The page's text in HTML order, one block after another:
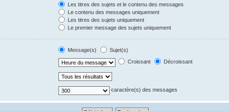
Les titres des sujets et le contenu des messages
Le contenu des messages uniquement
Les titres des sujets uniquement
Le premier message des sujets uniquement
Message(s)
Sujet(s)
Croissant Décroissant
caractère(s) des messages